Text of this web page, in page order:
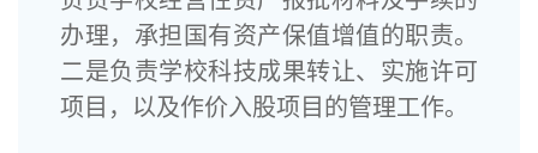
办理，承担国有资产保值增值的职责。
二是负责学校科技成果转让、实施许可
项目，以及作价入股项目的管理工作。